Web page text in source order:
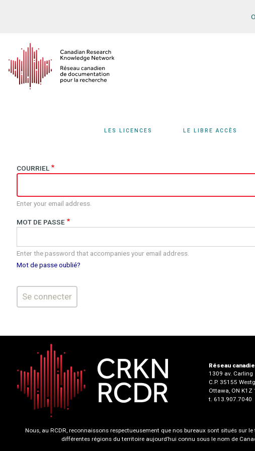
principal
LES LICENCES LE LIBRE ACCÈS
COURRIEL
Enter your email address.
MOT DE PASSE
Enter the password that accompanies your email address.
Mot de passe oublié?
Réseau
1309 av. Carling
C.P. 35155
Ottawa, ON K1Z
t. 613.907.7040
Nous, au RCDR, reconnaissons respectueusement que nos bureaux sont situés
différentes régions du territoire aujourd’hui connu sous le nom de